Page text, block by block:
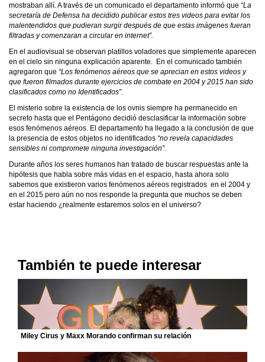
mostraban allí. A través de un comunicado el departamento informó que “La
secretaría de Defensa ha decidido publicar estos tres videos para evitar los
malentendidos que pudieran surgir después de que estas imágenes fueran
filtradas y comenzaran a circular en internet”.
En el audiovisual se observan platillos voladores que simplemente aparecen
en el cielo sin ninguna explicación aparente. En el comunicado también
agregaron que “Los fenómenos aéreos que se aprecian en estos videos y
que fueron filmados durante ejercicios de combate en 2004 y 2015 han sido
clasificados como no Identificados”.
El misterio sobre la existencia de los ovnis siempre ha permanecido en
secreto hasta que el Pentágono decidió desclasificar la información sobre
esos fenómenos aéreos. El departamento ha llegado a la conclusión de que
la presencia de estos objetos no identificados “no revela capacidades
sensibles ni compromete ninguna investigación”.
Durante años los seres humanos han tratado de buscar respuestas ante la
hipótesis que habla sobre más vidas en el espacio, hasta ahora solo
sabemos que existieron varios fenómenos aéreos registrados en el 2004 y
en el 2015 pero aún no nos responde la pregunta que muchos se deben
estar haciendo ¿realmente estaremos solos en el universo?
También te puede interesar
Miley Cirus y Maxx Morando confirman su relación